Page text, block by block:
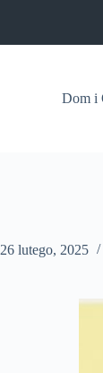
Dom i
26 lutego, 2025